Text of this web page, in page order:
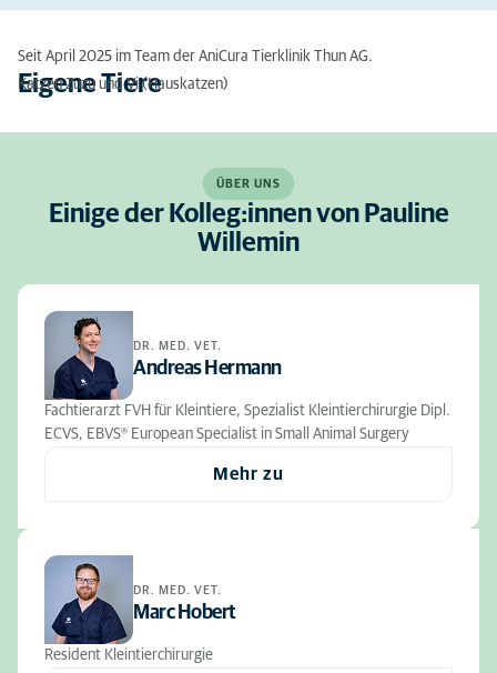
Seit April 2025 im Team der AniCura Tierklinik Thun AG.
Eigene Tiere
Katzen Zuzu und Vi (Hauskatzen)
ÜBER UNS
Einige der Kolleg:innen von Pauline
Willemin
DR. MED. VET.
Andreas Hermann
Fachtierarzt FVH für Kleintiere, Spezialist Kleintierchirurgie Dipl.
ECVS, EBVS® European Specialist in Small Animal Surgery
Mehr zu
DR. MED. VET.
Marc Hobert
Resident Kleintierchirurgie